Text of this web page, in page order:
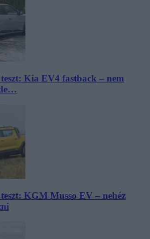
Kia EV4 fastback – nem
KGM Musso EV – nehéz